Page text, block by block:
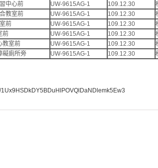
中心前 UW-9615AG-1 109.12.30
教室前 UW-9615AG-1 109.12.30
前 UW-9615AG-1 109.12.30
前 UW-9615AG-1 109.12.30
教室前 UW-9615AG-1 109.12.30
礙廁所旁 UW-9615AG-1 109.12.30